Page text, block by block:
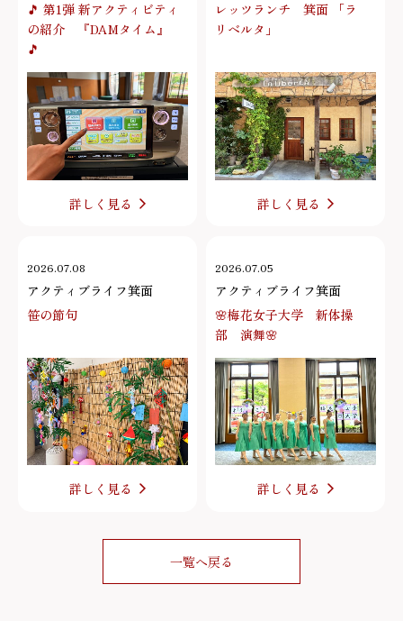
🎵 第1弾 新アクティビティ
の紹介 『DAMタイム』
🎵
詳しく見る
レッツランチ 箕面 「ラ
リベルタ」
詳しく見る
2026.07.08
アクティブライフ箕面
笹の節句
詳しく見る
2026.07.05
アクティブライフ箕面
🌸梅花女子大学 新体操
部 演舞🌸
詳しく見る
一覧へ戻る